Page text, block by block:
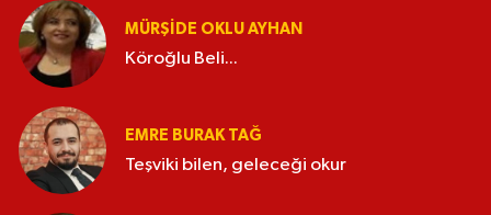
MÜRŞIDE OKLU AYHAN
Köroğlu Beli...
EMRE BURAK TAĞ
Teşviki bilen, geleceği okur